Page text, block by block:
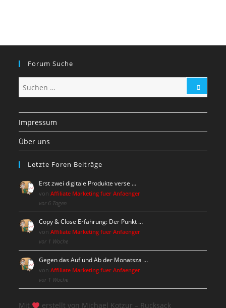
Forum Suche
Impressum
Über uns
Letzte Foren Beiträge
Erst zwei digitale Produkte verse …
vonAffiliate Marketing fuer Anfaenger
vor 6 Tagen
Copy & Close Erfahrung: Der Punkt …
vonAffiliate Marketing fuer Anfaenger
vor 1 Woche
Gegen das Auf und Ab der Monatsza …
vonAffiliate Marketing fuer Anfaenger
vor 1 Woche
Mit erstellt von Michael Kotzur – Rucksack